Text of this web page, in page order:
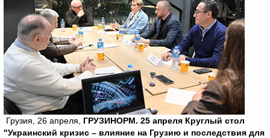
Грузия, 26 апреля,
ГРУЗИНОРМ. 25 апреля Круглый стол
"Украинский кризис – влияние на Грузию и последствия для